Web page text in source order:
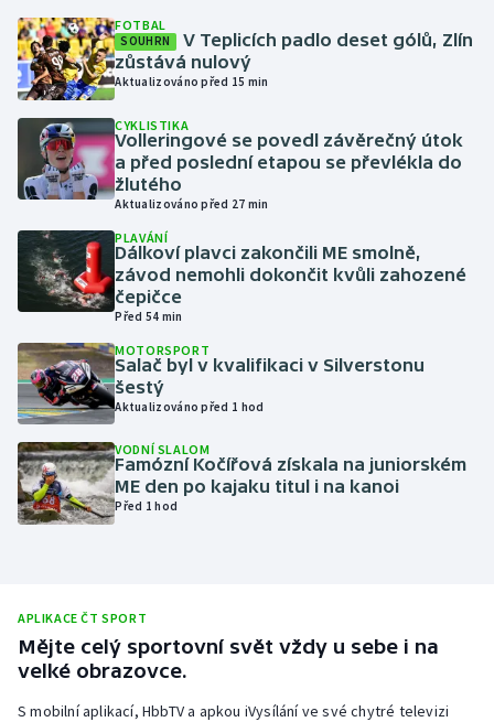
Gymnastika
Házená
Jezdectví
Krasobruslení
Lyže a snowboard
Motorsport
Plavání
Plážový volejbal
FOTBAL
SOUHRN
V Teplicích padlo deset gólů, Zlín
zůstává nulový
Aktualizováno před 15 min
CYKLISTIKA
Volleringové se povedl závěrečný útok
a před poslední etapou se převlékla do
žlutého
Aktualizováno před 27 min
PLAVÁNÍ
Dálkoví plavci zakončili ME smolně,
závod nemohli dokončit kvůli zahozené
čepičce
Před 54 min
MOTORSPORT
Salač byl v kvalifikaci v Silverstonu
šestý
Aktualizováno před 1 hod
VODNÍ SLALOM
Famózní Kočířová získala na juniorském
ME den po kajaku titul i na kanoi
Před 1 hod
APLIKACE ČT SPORT
Mějte celý sportovní svět vždy u sebe i na
velké obrazovce.
S mobilní aplikací, HbbTV a apkou iVysílání ve své chytré televizi